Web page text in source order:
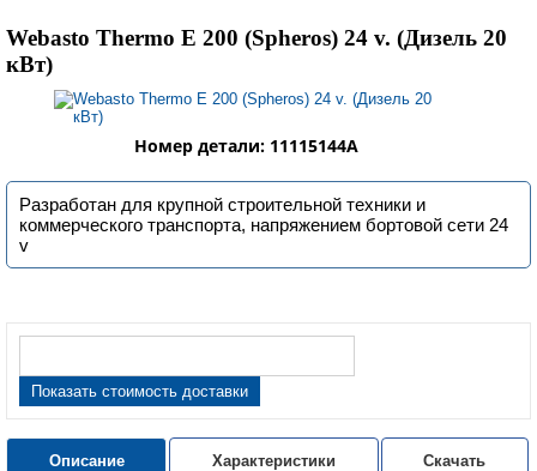
Webasto Thermo E 200 (Spheros) 24 v. (Дизель 20
кВт)
Номер детали: 11115144A
Разработан для крупной строительной техники и
коммерческого транспорта, напряжением бортовой сети 24
v
Показать стоимость доставки
Описание Характеристики Скачать